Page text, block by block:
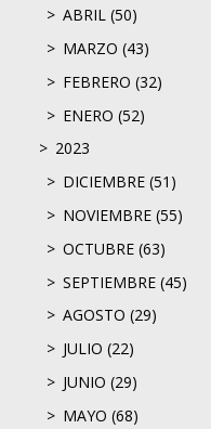
ABRIL (50)
MARZO (43)
FEBRERO (32)
ENERO (52)
2023
DICIEMBRE (51)
NOVIEMBRE (55)
OCTUBRE (63)
SEPTIEMBRE (45)
AGOSTO (29)
JULIO (22)
JUNIO (29)
MAYO (68)